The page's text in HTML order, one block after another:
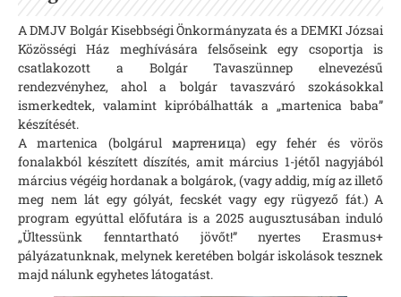
A DMJV Bolgár Kisebbségi Önkormányzata és a DEMKI Józsai
Közösségi Ház meghívására felsőseink egy csoportja is
csatlakozott a Bolgár Tavaszünnep elnevezésű
rendezvényhez, ahol a bolgár tavaszváró szokásokkal
ismerkedtek, valamint kipróbálhatták a „martenica baba”
készítését.
A martenica (bolgárul мартеница) egy fehér és vörös
fonalakból készített díszítés, amit március 1-jétől nagyjából
március végéig hordanak a bolgárok, (vagy addig, míg az illető
meg nem lát egy gólyát, fecskét vagy egy rügyező fát.) A
program egyúttal előfutára is a 2025 augusztusában induló
„Ültessünk fenntartható jövőt!” nyertes Erasmus+
pályázatunknak, melynek keretében bolgár iskolások tesznek
majd nálunk egyhetes látogatást.